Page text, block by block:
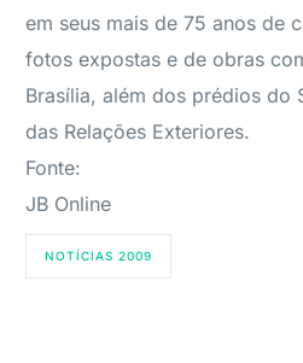
em seus mais de 75 anos de
fotos expostas e de obras
Brasília, além dos prédios do
das Relações Exteriores.
Fonte:
JB Online
NOTÍCIAS 2009